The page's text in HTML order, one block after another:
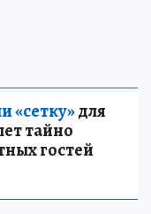
«сетку»для
тайно
гостей